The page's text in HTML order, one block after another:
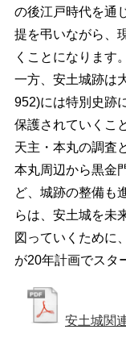
の後江戸時代を通
提を弔いながら、
くことになります。
一方、安土城跡は
952)には特別史跡
保護されていくこ
天主・本丸の調査
本丸周辺から黒金
ど、城跡の整備も
らは、安土城を未
図っていくために
が20年計画でスタ
安土城関